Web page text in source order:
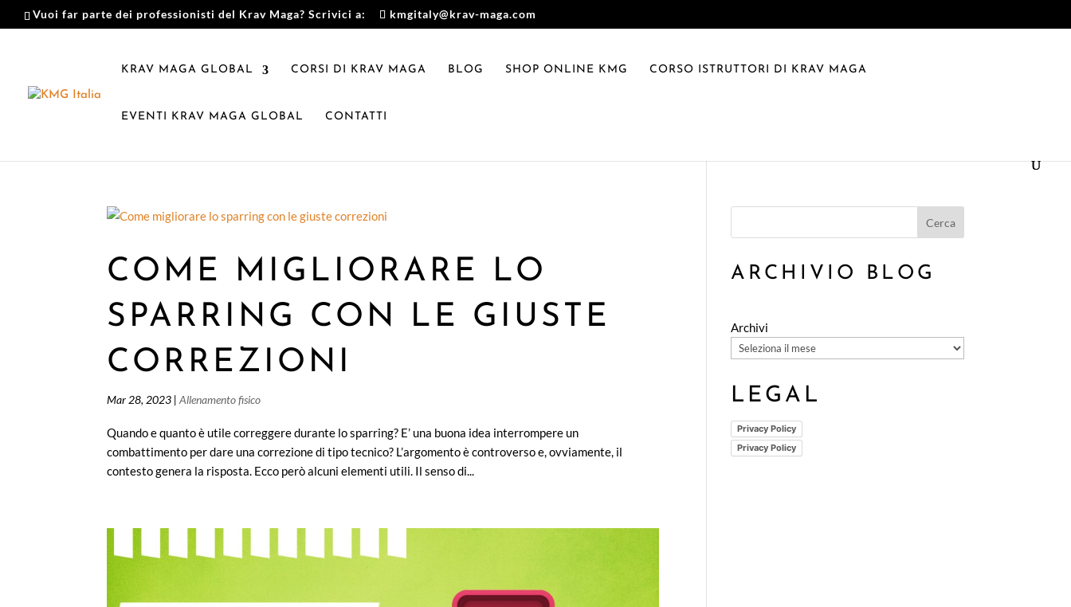
Vuoi far parte dei professionisti del Krav Maga? Scrivici a: kmgitaly@krav-maga.com
KRAV MAGA GLOBAL CORSI DI KRAV MAGA BLOG SHOP ONLINE KMG CORSO ISTRUTTORI DI KRAV MAGA
EVENTI KRAV MAGA GLOBAL CONTATTI
COME MIGLIORARE LO
SPARRING CON LE GIUSTE
CORREZIONI
Mar 28, 2023 |Allenamento fisico
Quando e quanto è utile correggere durante lo sparring? E’ una buona idea interrompere un
combattimento per dare una correzione di tipo tecnico? L’argomento è controverso e, ovviamente, il
contesto genera la risposta. Ecco però alcuni elementi utili. Il senso di...
Cerca
ARCHIVIO BLOG
Archivi
LEGAL
Privacy Policy
Privacy Policy